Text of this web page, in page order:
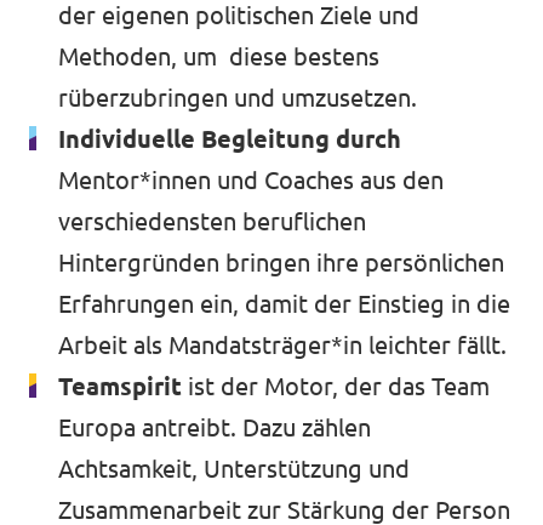
der eigenen politischen Ziele und
Methoden, um diese bestens
rüberzubringen und umzusetzen.
Individuelle Begleitung durch
Mentor*innen und Coaches aus den
verschiedensten beruflichen
Hintergründen bringen ihre persönlichen
Erfahrungen ein, damit der Einstieg in die
Arbeit als Mandatsträger*in leichter fällt.
Teamspirit ist der Motor, der das Team
Europa antreibt. Dazu zählen
Achtsamkeit, Unterstützung und
Zusammenarbeit zur Stärkung der Person